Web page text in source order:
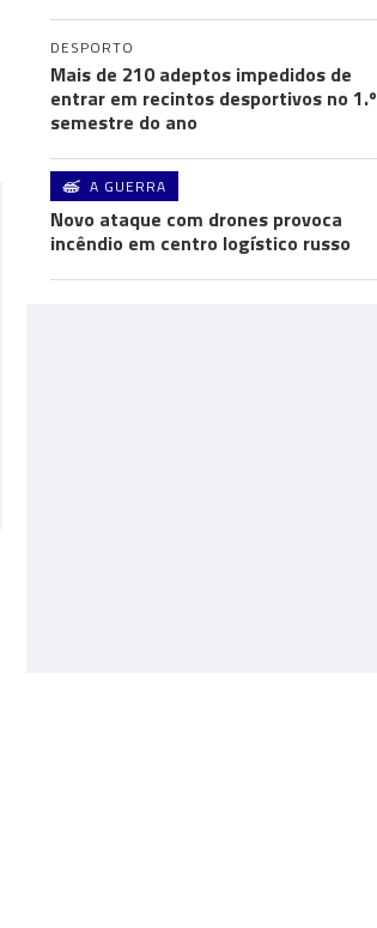
DESPORTO
Mais de 210 adeptos impedidos de
entrar em recintos desportivos no 1.º
semestre do ano
A GUERRA
Novo ataque com drones provoca
incêndio em centro logístico russo